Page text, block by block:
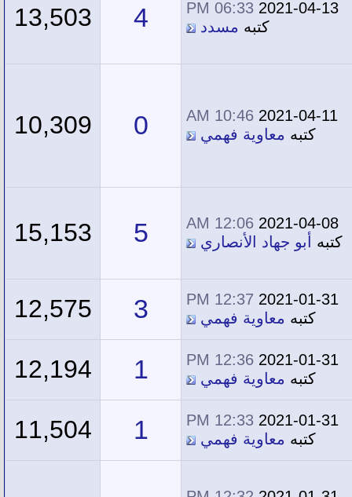
2021-04-13
06:33 PM
كتبه مسدد 4
13,503
2021-04-11
10:46 AM
كتبه معاوية فهمي 0
10,309
2021-04-08
12:06 AM
كتبه
أبو جهاد الأنصاري 5
15,153
2021-01-31
12:37 PM
كتبه معاوية فهمي 3
12,575
2021-01-31
12:36 PM
كتبه معاوية فهمي 1
12,194
2021-01-31
12:33 PM
كتبه معاوية فهمي 1
11,504